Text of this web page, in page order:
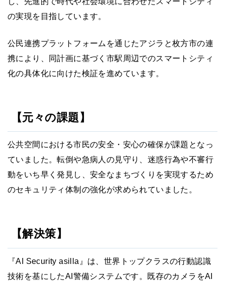
の実現を目指しています。
公民連携プラットフォームを通じたアジラと枚方市の連
携により、同計画に基づく市駅周辺でのスマートシティ
化の具体化に向けた検証を進めています。
【元々の課題】
公共空間における市民の安全・安心の確保が課題となっ
ていました。転倒や急病人の見守り、迷惑行為や不審行
動をいち早く発見し、安全なまちづくりを実現するため
のセキュリティ体制の強化が求められていました。
【解決策】
『AI Security asilla』は、世界トップクラスの行動認識
技術を基にしたAI警備システムです。既存のカメラをAI